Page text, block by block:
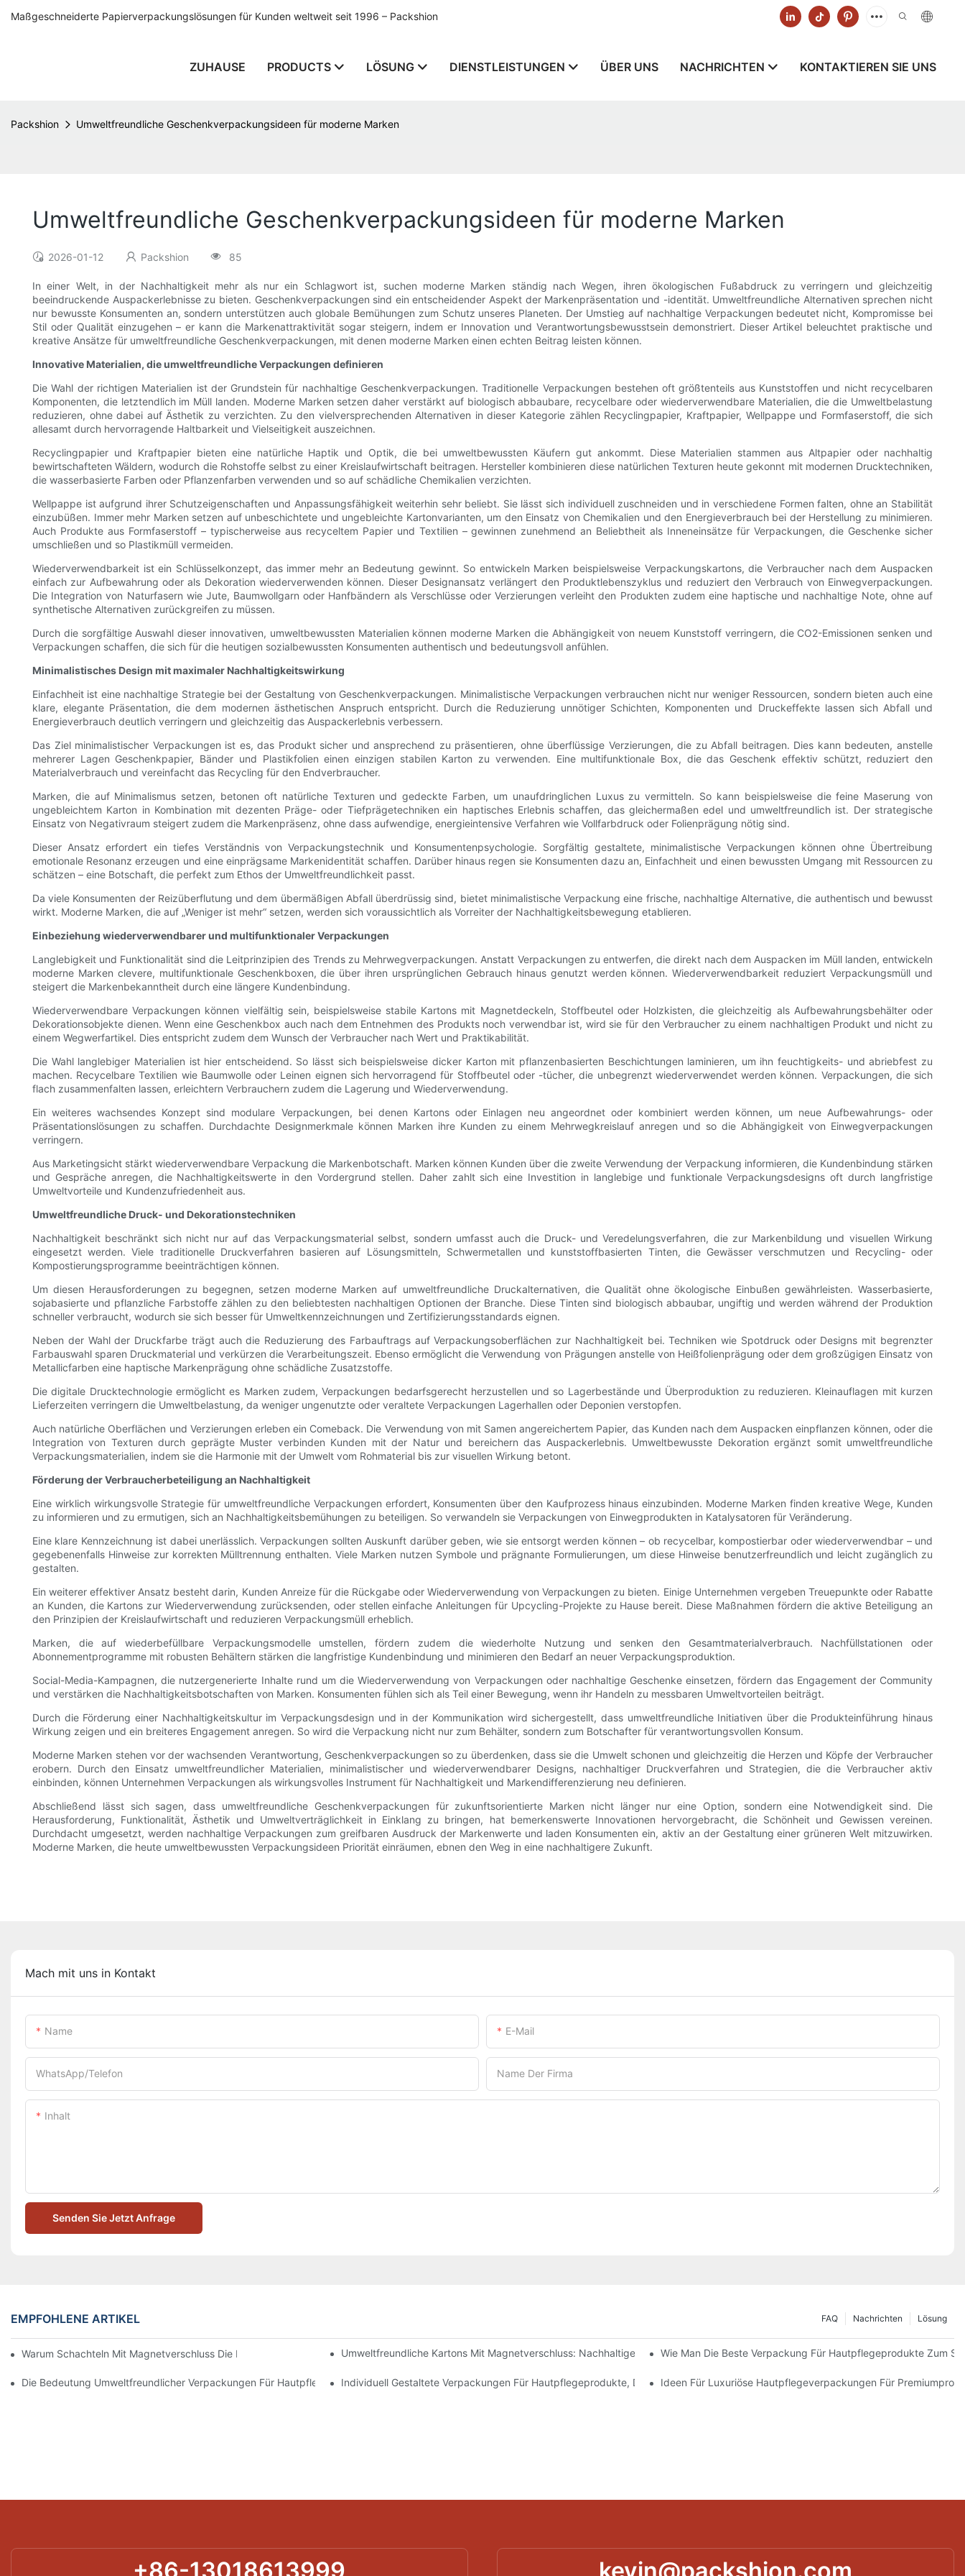
Maßgeschneiderte Papierverpackungslösungen für Kunden weltweit seit 1996 – Packshion
ZUHAUSE PRODUCTS LÖSUNG DIENSTLEISTUNGEN ÜBER UNS NACHRICHTEN KONTAKTIEREN SIE UNS
Packshion Umweltfreundliche Geschenkverpackungsideen für moderne Marken
Umweltfreundliche Geschenkverpackungsideen für moderne Marken
2026-01-12 Packshion 85
In einer Welt, in der Nachhaltigkeit mehr als nur ein Schlagwort ist, suchen moderne Marken ständig nach Wegen, ihren ökologischen Fußabdruck zu verringern und gleichzeitig
beeindruckende Auspackerlebnisse zu bieten. Geschenkverpackungen sind ein entscheidender Aspekt der Markenpräsentation und -identität. Umweltfreundliche Alternativen sprechen nicht
nur bewusste Konsumenten an, sondern unterstützen auch globale Bemühungen zum Schutz unseres Planeten. Der Umstieg auf nachhaltige Verpackungen bedeutet nicht, Kompromisse bei
Stil oder Qualität einzugehen – er kann die Markenattraktivität sogar steigern, indem er Innovation und Verantwortungsbewusstsein demonstriert. Dieser Artikel beleuchtet praktische und
kreative Ansätze für umweltfreundliche Geschenkverpackungen, mit denen moderne Marken einen echten Beitrag leisten können.
Innovative Materialien, die umweltfreundliche Verpackungen definieren
Die Wahl der richtigen Materialien ist der Grundstein für nachhaltige Geschenkverpackungen. Traditionelle Verpackungen bestehen oft größtenteils aus Kunststoffen und nicht recycelbaren
Komponenten, die letztendlich im Müll landen. Moderne Marken setzen daher verstärkt auf biologisch abbaubare, recycelbare oder wiederverwendbare Materialien, die die Umweltbelastung
reduzieren, ohne dabei auf Ästhetik zu verzichten. Zu den vielversprechenden Alternativen in dieser Kategorie zählen Recyclingpapier, Kraftpapier, Wellpappe und Formfaserstoff, die sich
allesamt durch hervorragende Haltbarkeit und Vielseitigkeit auszeichnen.
Recyclingpapier und Kraftpapier bieten eine natürliche Haptik und Optik, die bei umweltbewussten Käufern gut ankommt. Diese Materialien stammen aus Altpapier oder nachhaltig
bewirtschafteten Wäldern, wodurch die Rohstoffe selbst zu einer Kreislaufwirtschaft beitragen. Hersteller kombinieren diese natürlichen Texturen heute gekonnt mit modernen Drucktechniken,
die wasserbasierte Farben oder Pflanzenfarben verwenden und so auf schädliche Chemikalien verzichten.
Wellpappe ist aufgrund ihrer Schutzeigenschaften und Anpassungsfähigkeit weiterhin sehr beliebt. Sie lässt sich individuell zuschneiden und in verschiedene Formen falten, ohne an Stabilität
einzubüßen. Immer mehr Marken setzen auf unbeschichtete und ungebleichte Kartonvarianten, um den Einsatz von Chemikalien und den Energieverbrauch bei der Herstellung zu minimieren.
Auch Produkte aus Formfaserstoff – typischerweise aus recyceltem Papier und Textilien – gewinnen zunehmend an Beliebtheit als Inneneinsätze für Verpackungen, die Geschenke sicher
umschließen und so Plastikmüll vermeiden.
Wiederverwendbarkeit ist ein Schlüsselkonzept, das immer mehr an Bedeutung gewinnt. So entwickeln Marken beispielsweise Verpackungskartons, die Verbraucher nach dem Auspacken
einfach zur Aufbewahrung oder als Dekoration wiederverwenden können. Dieser Designansatz verlängert den Produktlebenszyklus und reduziert den Verbrauch von Einwegverpackungen.
Die Integration von Naturfasern wie Jute, Baumwollgarn oder Hanfbändern als Verschlüsse oder Verzierungen verleiht den Produkten zudem eine haptische und nachhaltige Note, ohne auf
synthetische Alternativen zurückgreifen zu müssen.
Durch die sorgfältige Auswahl dieser innovativen, umweltbewussten Materialien können moderne Marken die Abhängigkeit von neuem Kunststoff verringern, die CO2-Emissionen senken und
Verpackungen schaffen, die sich für die heutigen sozialbewussten Konsumenten authentisch und bedeutungsvoll anfühlen.
Minimalistisches Design mit maximaler Nachhaltigkeitswirkung
Einfachheit ist eine nachhaltige Strategie bei der Gestaltung von Geschenkverpackungen. Minimalistische Verpackungen verbrauchen nicht nur weniger Ressourcen, sondern bieten auch eine
klare, elegante Präsentation, die dem modernen ästhetischen Anspruch entspricht. Durch die Reduzierung unnötiger Schichten, Komponenten und Druckeffekte lassen sich Abfall und
Energieverbrauch deutlich verringern und gleichzeitig das Auspackerlebnis verbessern.
Das Ziel minimalistischer Verpackungen ist es, das Produkt sicher und ansprechend zu präsentieren, ohne überflüssige Verzierungen, die zu Abfall beitragen. Dies kann bedeuten, anstelle
mehrerer Lagen Geschenkpapier, Bänder und Plastikfolien einen einzigen stabilen Karton zu verwenden. Eine multifunktionale Box, die das Geschenk effektiv schützt, reduziert den
Materialverbrauch und vereinfacht das Recycling für den Endverbraucher.
Marken, die auf Minimalismus setzen, betonen oft natürliche Texturen und gedeckte Farben, um unaufdringlichen Luxus zu vermitteln. So kann beispielsweise die feine Maserung von
ungebleichtem Karton in Kombination mit dezenten Präge- oder Tiefprägetechniken ein haptisches Erlebnis schaffen, das gleichermaßen edel und umweltfreundlich ist. Der strategische
Einsatz von Negativraum steigert zudem die Markenpräsenz, ohne dass aufwendige, energieintensive Verfahren wie Vollfarbdruck oder Folienprägung nötig sind.
Dieser Ansatz erfordert ein tiefes Verständnis von Verpackungstechnik und Konsumentenpsychologie. Sorgfältig gestaltete, minimalistische Verpackungen können ohne Übertreibung
emotionale Resonanz erzeugen und eine einprägsame Markenidentität schaffen. Darüber hinaus regen sie Konsumenten dazu an, Einfachheit und einen bewussten Umgang mit Ressourcen zu
schätzen – eine Botschaft, die perfekt zum Ethos der Umweltfreundlichkeit passt.
Da viele Konsumenten der Reizüberflutung und dem übermäßigen Abfall überdrüssig sind, bietet minimalistische Verpackung eine frische, nachhaltige Alternative, die authentisch und bewusst
wirkt. Moderne Marken, die auf „Weniger ist mehr“ setzen, werden sich voraussichtlich als Vorreiter der Nachhaltigkeitsbewegung etablieren.
Einbeziehung wiederverwendbarer und multifunktionaler Verpackungen
Langlebigkeit und Funktionalität sind die Leitprinzipien des Trends zu Mehrwegverpackungen. Anstatt Verpackungen zu entwerfen, die direkt nach dem Auspacken im Müll landen, entwickeln
moderne Marken clevere, multifunktionale Geschenkboxen, die über ihren ursprünglichen Gebrauch hinaus genutzt werden können. Wiederverwendbarkeit reduziert Verpackungsmüll und
steigert die Markenbekanntheit durch eine längere Kundenbindung.
Wiederverwendbare Verpackungen können vielfältig sein, beispielsweise stabile Kartons mit Magnetdeckeln, Stoffbeutel oder Holzkisten, die gleichzeitig als Aufbewahrungsbehälter oder
Dekorationsobjekte dienen. Wenn eine Geschenkbox auch nach dem Entnehmen des Produkts noch verwendbar ist, wird sie für den Verbraucher zu einem nachhaltigen Produkt und nicht zu
einem Wegwerfartikel. Dies entspricht zudem dem Wunsch der Verbraucher nach Wert und Praktikabilität.
Die Wahl langlebiger Materialien ist hier entscheidend. So lässt sich beispielsweise dicker Karton mit pflanzenbasierten Beschichtungen laminieren, um ihn feuchtigkeits- und abriebfest zu
machen. Recycelbare Textilien wie Baumwolle oder Leinen eignen sich hervorragend für Stoffbeutel oder -tücher, die unbegrenzt wiederverwendet werden können. Verpackungen, die sich
flach zusammenfalten lassen, erleichtern Verbrauchern zudem die Lagerung und Wiederverwendung.
Ein weiteres wachsendes Konzept sind modulare Verpackungen, bei denen Kartons oder Einlagen neu angeordnet oder kombiniert werden können, um neue Aufbewahrungs- oder
Präsentationslösungen zu schaffen. Durchdachte Designmerkmale können Marken ihre Kunden zu einem Mehrwegkreislauf anregen und so die Abhängigkeit von Einwegverpackungen
verringern.
Aus Marketingsicht stärkt wiederverwendbare Verpackung die Markenbotschaft. Marken können Kunden über die zweite Verwendung der Verpackung informieren, die Kundenbindung stärken
und Gespräche anregen, die Nachhaltigkeitswerte in den Vordergrund stellen. Daher zahlt sich eine Investition in langlebige und funktionale Verpackungsdesigns oft durch langfristige
Umweltvorteile und Kundenzufriedenheit aus.
Umweltfreundliche Druck- und Dekorationstechniken
Nachhaltigkeit beschränkt sich nicht nur auf das Verpackungsmaterial selbst, sondern umfasst auch die Druck- und Veredelungsverfahren, die zur Markenbildung und visuellen Wirkung
eingesetzt werden. Viele traditionelle Druckverfahren basieren auf Lösungsmitteln, Schwermetallen und kunststoffbasierten Tinten, die Gewässer verschmutzen und Recycling- oder
Kompostierungsprogramme beeinträchtigen können.
Um diesen Herausforderungen zu begegnen, setzen moderne Marken auf umweltfreundliche Druckalternativen, die Qualität ohne ökologische Einbußen gewährleisten. Wasserbasierte,
sojabasierte und pflanzliche Farbstoffe zählen zu den beliebtesten nachhaltigen Optionen der Branche. Diese Tinten sind biologisch abbaubar, ungiftig und werden während der Produktion
schneller verbraucht, wodurch sie sich besser für Umweltkennzeichnungen und Zertifizierungsstandards eignen.
Neben der Wahl der Druckfarbe trägt auch die Reduzierung des Farbauftrags auf Verpackungsoberflächen zur Nachhaltigkeit bei. Techniken wie Spotdruck oder Designs mit begrenzter
Farbauswahl sparen Druckmaterial und verkürzen die Verarbeitungszeit. Ebenso ermöglicht die Verwendung von Prägungen anstelle von Heißfolienprägung oder dem großzügigen Einsatz von
Metallicfarben eine haptische Markenprägung ohne schädliche Zusatzstoffe.
Die digitale Drucktechnologie ermöglicht es Marken zudem, Verpackungen bedarfsgerecht herzustellen und so Lagerbestände und Überproduktion zu reduzieren. Kleinauflagen mit kurzen
Lieferzeiten verringern die Umweltbelastung, da weniger ungenutzte oder veraltete Verpackungen Lagerhallen oder Deponien verstopfen.
Auch natürliche Oberflächen und Verzierungen erleben ein Comeback. Die Verwendung von mit Samen angereichertem Papier, das Kunden nach dem Auspacken einpflanzen können, oder die
Integration von Texturen durch geprägte Muster verbinden Kunden mit der Natur und bereichern das Auspackerlebnis. Umweltbewusste Dekoration ergänzt somit umweltfreundliche
Verpackungsmaterialien, indem sie die Harmonie mit der Umwelt vom Rohmaterial bis zur visuellen Wirkung betont.
Förderung der Verbraucherbeteiligung an Nachhaltigkeit
Eine wirklich wirkungsvolle Strategie für umweltfreundliche Verpackungen erfordert, Konsumenten über den Kaufprozess hinaus einzubinden. Moderne Marken finden kreative Wege, Kunden
zu informieren und zu ermutigen, sich an Nachhaltigkeitsbemühungen zu beteiligen. So verwandeln sie Verpackungen von Einwegprodukten in Katalysatoren für Veränderung.
Eine klare Kennzeichnung ist dabei unerlässlich. Verpackungen sollten Auskunft darüber geben, wie sie entsorgt werden können – ob recycelbar, kompostierbar oder wiederverwendbar – und
gegebenenfalls Hinweise zur korrekten Mülltrennung enthalten. Viele Marken nutzen Symbole und prägnante Formulierungen, um diese Hinweise benutzerfreundlich und leicht zugänglich zu
gestalten.
Ein weiterer effektiver Ansatz besteht darin, Kunden Anreize für die Rückgabe oder Wiederverwendung von Verpackungen zu bieten. Einige Unternehmen vergeben Treuepunkte oder Rabatte
an Kunden, die Kartons zur Wiederverwendung zurücksenden, oder stellen einfache Anleitungen für Upcycling-Projekte zu Hause bereit. Diese Maßnahmen fördern die aktive Beteiligung an
den Prinzipien der Kreislaufwirtschaft und reduzieren Verpackungsmüll erheblich.
Marken, die auf wiederbefüllbare Verpackungsmodelle umstellen, fördern zudem die wiederholte Nutzung und senken den Gesamtmaterialverbrauch. Nachfüllstationen oder
Abonnementprogramme mit robusten Behältern stärken die langfristige Kundenbindung und minimieren den Bedarf an neuer Verpackungsproduktion.
Social-Media-Kampagnen, die nutzergenerierte Inhalte rund um die Wiederverwendung von Verpackungen oder nachhaltige Geschenke einsetzen, fördern das Engagement der Community
und verstärken die Nachhaltigkeitsbotschaften von Marken. Konsumenten fühlen sich als Teil einer Bewegung, wenn ihr Handeln zu messbaren Umweltvorteilen beiträgt.
Durch die Förderung einer Nachhaltigkeitskultur im Verpackungsdesign und in der Kommunikation wird sichergestellt, dass umweltfreundliche Initiativen über die Produkteinführung hinaus
Wirkung zeigen und ein breiteres Engagement anregen. So wird die Verpackung nicht nur zum Behälter, sondern zum Botschafter für verantwortungsvollen Konsum.
Moderne Marken stehen vor der wachsenden Verantwortung, Geschenkverpackungen so zu überdenken, dass sie die Umwelt schonen und gleichzeitig die Herzen und Köpfe der Verbraucher
erobern. Durch den Einsatz umweltfreundlicher Materialien, minimalistischer und wiederverwendbarer Designs, nachhaltiger Druckverfahren und Strategien, die die Verbraucher aktiv
einbinden, können Unternehmen Verpackungen als wirkungsvolles Instrument für Nachhaltigkeit und Markendifferenzierung neu definieren.
Abschließend lässt sich sagen, dass umweltfreundliche Geschenkverpackungen für zukunftsorientierte Marken nicht länger nur eine Option, sondern eine Notwendigkeit sind. Die
Herausforderung, Funktionalität, Ästhetik und Umweltverträglichkeit in Einklang zu bringen, hat bemerkenswerte Innovationen hervorgebracht, die Schönheit und Gewissen vereinen.
Durchdacht umgesetzt, werden nachhaltige Verpackungen zum greifbaren Ausdruck der Markenwerte und laden Konsumenten ein, aktiv an der Gestaltung einer grüneren Welt mitzuwirken.
Moderne Marken, die heute umweltbewussten Verpackungsideen Priorität einräumen, ebnen den Weg in eine nachhaltigere Zukunft.
Mach mit uns in Kontakt
Name E-Mail
WhatsApp/Telefon Name Der Firma
Inhalt
Senden Sie Jetzt Anfrage
EMPFOHLENE ARTIKEL Lösung
Nachrichten
FAQ
Warum Schachteln Mit Magnetverschluss Die Beste Wahl Für Hochwertige Verpackungen SindUmweltfreundliche Kartons Mit Magnetverschluss: Nachhaltige VerpackungslösungenWie Man Die Beste Verpackung Für Hautpflegeprodukte Zum
Die Bedeutung Umweltfreundlicher Verpackungen Für HautpflegeprodukteIndividuell Gestaltete Verpackungen Für Hautpflegeprodukte, Die Markentreue FördernIdeen Für Luxuriöse Hautpflegeverpackungen Für